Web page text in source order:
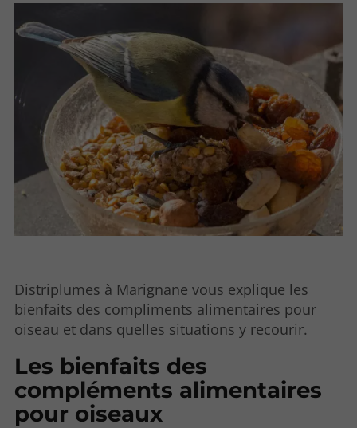
Distriplumes à Marignane vous explique les
bienfaits des compliments alimentaires pour
oiseau et dans quelles situations y recourir.
Les bienfaits des
compléments alimentaires
pour oiseaux